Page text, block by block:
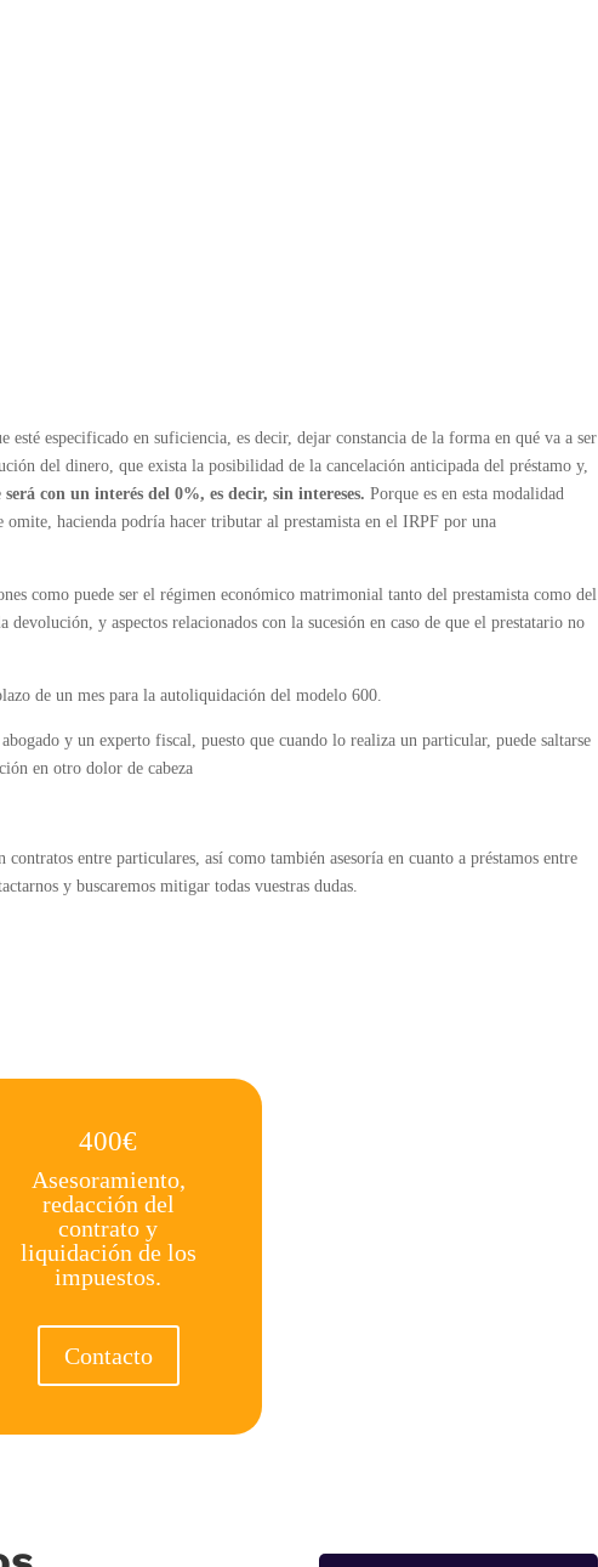
especificado en suficiencia, es decir, dejar constancia de la forma en qué va a ser
del dinero, que exista la posibilidad de la cancelación anticipada del préstamo y,
será con un interés del 0%, es decir, sin intereses. Porque es en esta modalidad
hacienda podría hacer tributar al prestamista en el IRPF por una
como puede ser el régimen económico matrimonial tanto del prestamista como del
y aspectos relacionados con la sucesión en caso de que el prestatario no
de un mes para la autoliquidación del modelo 600.
y un experto fiscal, puesto que cuando lo realiza un particular, puede saltarse
en otro dolor de cabeza
entre particulares, así como también asesoría en cuanto a préstamos entre
y buscaremos mitigar todas vuestras dudas.
400€
Asesoramiento,
redacción del
contrato y
liquidación de los
impuestos.
Contacto